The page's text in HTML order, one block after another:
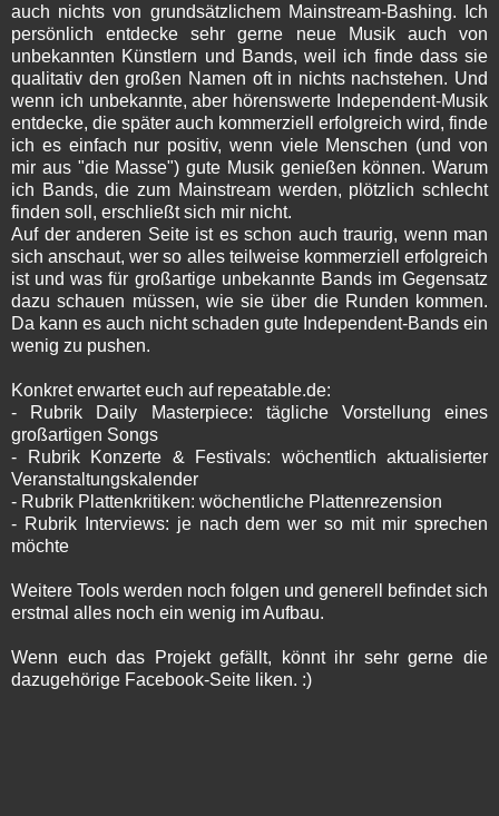
auch nichts von grundsätzlichem Mainstream-Bashing. Ich
persönlich entdecke sehr gerne neue Musik auch von
unbekannten Künstlern und Bands, weil ich finde dass sie
qualitativ den großen Namen oft in nichts nachstehen. Und
wenn ich unbekannte, aber hörenswerte Independent-Musik
entdecke, die später auch kommerziell erfolgreich wird, finde
ich es einfach nur positiv, wenn viele Menschen (und von
mir aus "die Masse") gute Musik genießen können. Warum
ich Bands, die zum Mainstream werden, plötzlich schlecht
finden soll, erschließt sich mir nicht.
Auf der anderen Seite ist es schon auch traurig, wenn man
sich anschaut, wer so alles teilweise kommerziell erfolgreich
ist und was für großartige unbekannte Bands im Gegensatz
dazu schauen müssen, wie sie über die Runden kommen.
Da kann es auch nicht schaden gute Independent-Bands ein
wenig zu pushen.
Konkret erwartet euch auf repeatable.de:
- Rubrik Daily Masterpiece: tägliche Vorstellung eines
großartigen Songs
- Rubrik Konzerte & Festivals: wöchentlich aktualisierter
Veranstaltungskalender
- Rubrik Plattenkritiken: wöchentliche Plattenrezension
- Rubrik Interviews: je nach dem wer so mit mir sprechen
möchte
Weitere Tools werden noch folgen und generell befindet sich
erstmal alles noch ein wenig im Aufbau.
Wenn euch das Projekt gefällt, könnt ihr sehr gerne die
dazugehörige Facebook-Seite liken. :)